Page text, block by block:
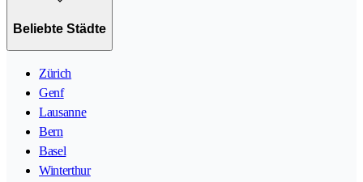
Beliebte Städte
Zürich
Genf
Lausanne
Bern
Basel
Winterthur